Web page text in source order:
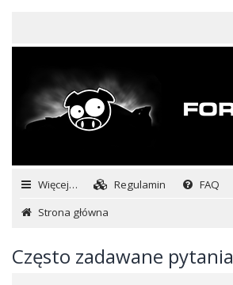
Więcej… Regulamin FAQ
Strona główna
Często zadawane pytania